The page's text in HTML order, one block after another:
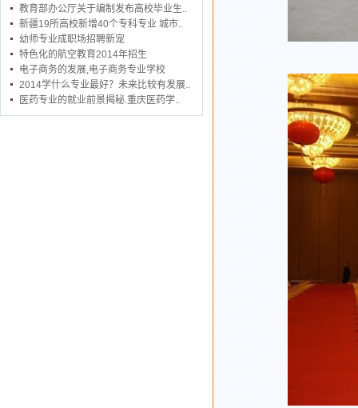
教育部办公厅关于编制发布高校毕业生..
新疆19所高校新增40个专科专业 城市..
幼师专业成职场招聘新宠
特色化的航空教育2014年招生
电子商务的发展,电子商务专业学校
2014学什么专业最好？未来比较有发展..
医药专业的就业前景揭秘.重庆医药学..